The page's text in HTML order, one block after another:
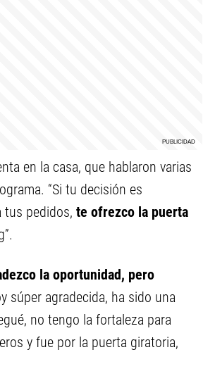
en la casa, que hablaron varias
“Si tu decisión es
tus pedidos, te ofrezco la puerta
la oportunidad, pero
súper agradecida, ha sido una
no tengo la fortaleza para
y fue por la puerta giratoria,